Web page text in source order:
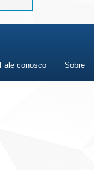
Fale conosco Sobre